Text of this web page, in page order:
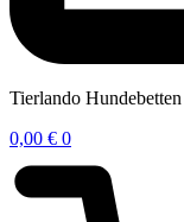
Tierlando
0,00 € 0